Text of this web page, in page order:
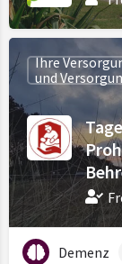
Ihre
und
Demenz